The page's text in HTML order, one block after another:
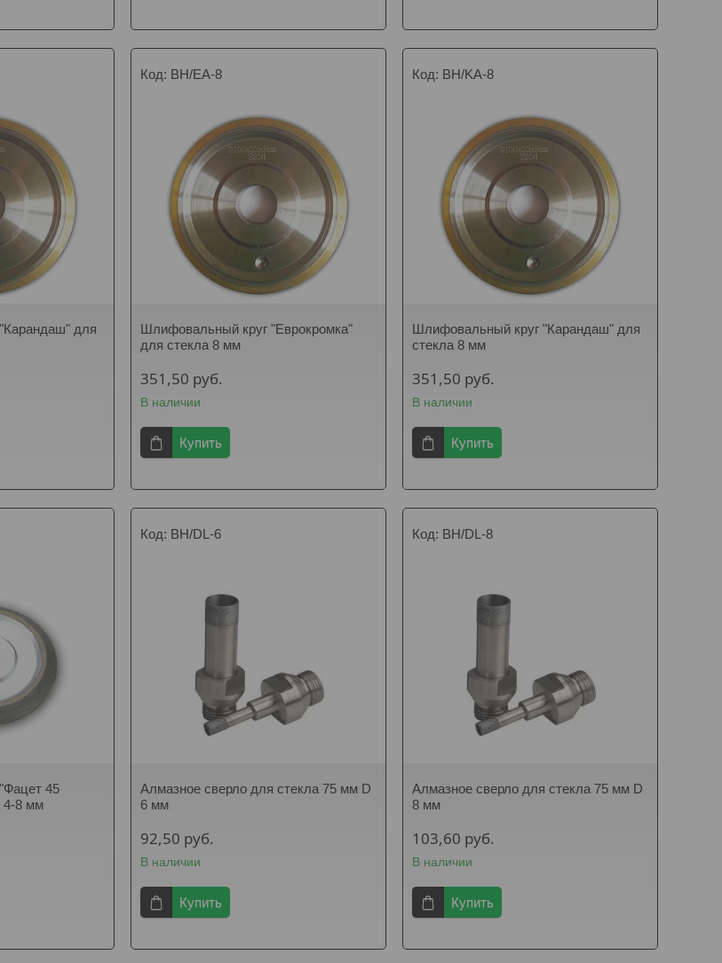
для
BH/EA-8
Шлифовальный круг "Еврокромка"
для стекла 8 мм
351,50 руб.
В наличии
Купить
BH/KA-8
Шлифовальный круг "Карандаш" для
стекла 8 мм
351,50 руб.
В наличии
Купить
45
4-8 мм
BH/DL-6
Алмазное сверло для стекла 75 мм D
6 мм
92,50 руб.
В наличии
Купить
BH/DL-8
Алмазное сверло для стекла 75 мм D
8 мм
103,60 руб.
В наличии
Купить